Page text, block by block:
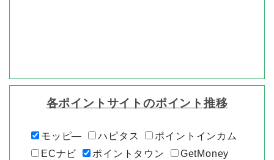
各ポイントサイトのポイント推移
モッピ― ハピタス
ポイントインカム
ECナビ
ポイントタウン
GetMoney